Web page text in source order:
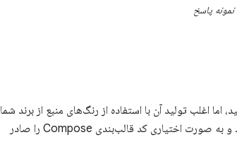
پاسخ
اغلب تولید آن با استفاده از رنگ‌های منبع از برند شما
به شما این امکان را می‌دهد و به صورت اختیاری کد قالب‌بندی Compose را صادر